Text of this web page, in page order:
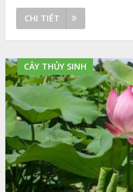
CHI TIẾT
CÂY THỦY SINH